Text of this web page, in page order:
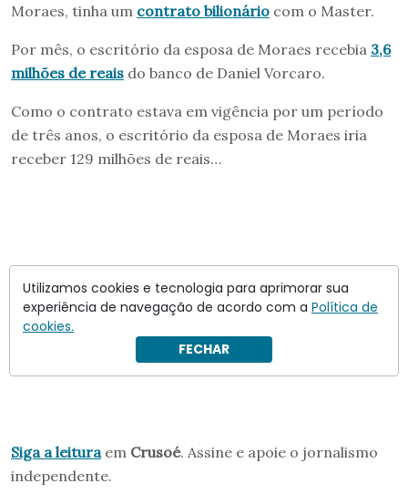
Moraes, tinha um contrato bilionário com o Master.
Por mês, o escritório da esposa de Moraes recebia 3,6
milhões de reais do banco de Daniel Vorcaro.
Como o contrato estava em vigência por um período
de três anos, o escritório da esposa de Moraes iria
receber 129 milhões de reais…
Siga a leituraem Crusoé. Assine e apoie o jornalismo
independente.
Utilizamos cookies e tecnologia para aprimorar sua
experiência de navegação de acordo com a Política de
cookies.
FECHAR